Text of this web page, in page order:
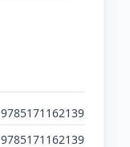
9785171162139
9785171162139